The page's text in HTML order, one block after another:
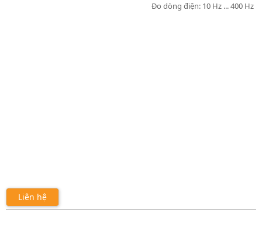
Đo dòng điện: 10 Hz ... 400 Hz
Liên hệ